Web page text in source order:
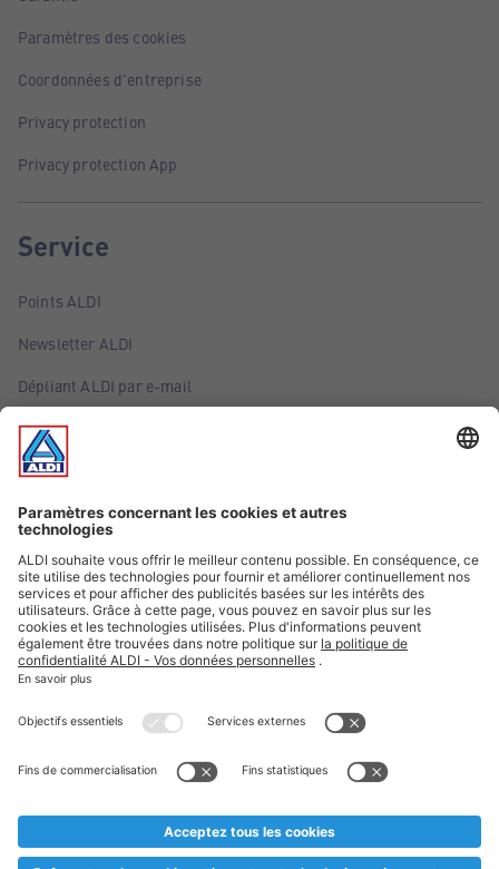
Paramètres des cookies
Coordonnées d'entreprise
Privacy protection
Privacy protection App
Service
Points ALDI
Newsletter ALDI
Dépliant ALDI par e-mail
Offres
Infos essentielles
Suivez ALDI Belgique
Textes marqués d'un astérisque et mentions légales
* Nous vendons ces articles temporairement et jusqu'à
au cas où, malgré le planning bien étudié, nous serions
prématurément en rupture de stock. Prix Recupel et TVA incl.
** Sur ce site, l’utilisation de la forme masculine a été adoptée